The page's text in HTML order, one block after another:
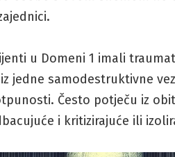
u Domeni 1 imali
jedne samodestruktivne
Često potječu iz
i kritizirajuće ili